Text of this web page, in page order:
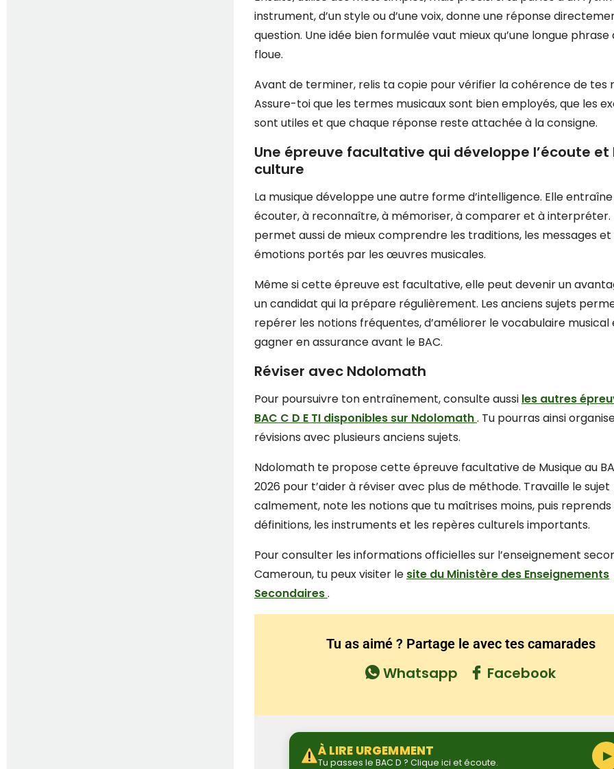
instrument, d’un style ou d’une voix, donne une réponse
question. Une idée bien formulée vaut mieux qu’une longue phrase
floue.
Avant de terminer, relis ta copie pour vérifier la cohérence de tes
Assure-toi que les termes musicaux sont bien employés, que les
sont utiles et que chaque réponse reste attachée à la consigne.
Une épreuve facultative qui développe l’écoute et
culture
La musique développe une autre forme d’intelligence. Elle entraîne
écouter, à reconnaître, à mémoriser, à comparer et à interpréter.
permet aussi de mieux comprendre les traditions, les messages et
émotions portés par les œuvres musicales.
Même si cette épreuve est facultative, elle peut devenir un
un candidat qui la prépare régulièrement. Les anciens sujets
repérer les notions fréquentes, d’améliorer le vocabulaire musical
gagner en assurance avant le BAC.
Réviser avec Ndolomath
Pour poursuivre ton entraînement, consulte aussi les autres
BAC C D E TI disponibles sur Ndolomath. Tu pourras ainsi
révisions avec plusieurs anciens sujets.
Ndolomath te propose cette épreuve facultative de Musique au
2026 pour t’aider à réviser avec plus de méthode. Travaille le sujet
calmement, note les notions que tu maîtrises moins, puis reprends
définitions, les instruments et les repères culturels importants.
Pour consulter les informations officielles sur l’enseignement
Cameroun, tu peux visiter le site du Ministère des Enseignements
Secondaires.
Tu as aimé ? Partage le avec tes camarades
Whatsapp Facebook
À LIRE URGEMMENT
Tu passes le BAC D ? Clique ici et écoute. ▶